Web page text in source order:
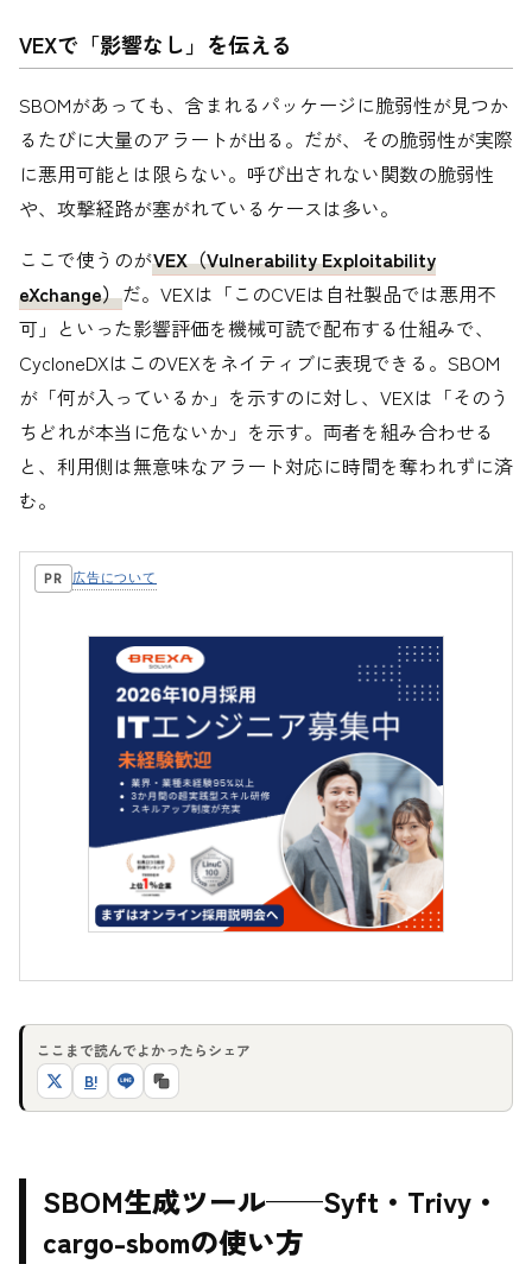
VEXで「影響なし」を伝える
SBOMがあっても、含まれるパッケージに脆弱性が見つか
るたびに大量のアラートが出る。だが、その脆弱性が実際
に悪用可能とは限らない。呼び出されない関数の脆弱性
や、攻撃経路が塞がれているケースは多い。
ここで使うのがVEX（Vulnerability Exploitability
eXchange）だ。VEXは「このCVEは自社製品では悪用不
可」といった影響評価を機械可読で配布する仕組みで、
CycloneDXはこのVEXをネイティブに表現できる。SBOM
が「何が入っているか」を示すのに対し、VEXは「そのう
ちどれが本当に危ないか」を示す。両者を組み合わせる
と、利用側は無意味なアラート対応に時間を奪われずに済
む。
PR 広告について
ここまで読んでよかったらシェア
B!
SBOM生成ツール——Syft・Trivy・
cargo-sbomの使い方